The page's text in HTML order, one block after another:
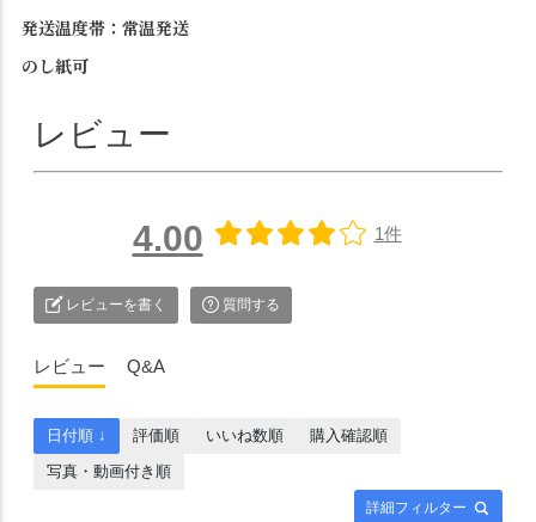
発送温度帯：常温発送
のし紙可
レビュー
4.00 1件
レビューを書く 質問する
レビュー Q&A
詳細フィルター
日付順 ↓ 評価順 いいね数順
購入確認順
写真・動画付き順